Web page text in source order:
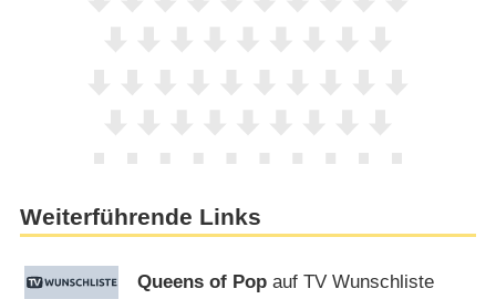
Weiterführende Links
Queens of Pop auf TV Wunschliste